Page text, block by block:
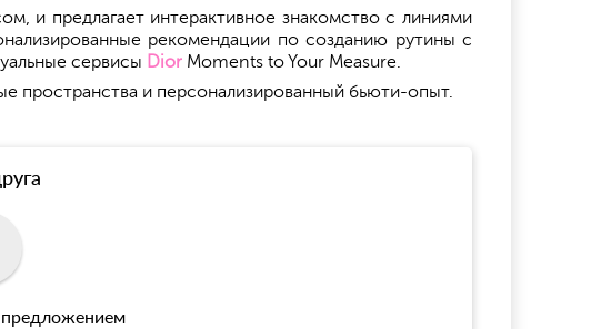
и предлагает интерактивное знакомство с линиями
рекомендации по созданию рутины с
сервисы Dior Moments to Your Measure.
пространства и персонализированный бьюти-опыт.
предложением